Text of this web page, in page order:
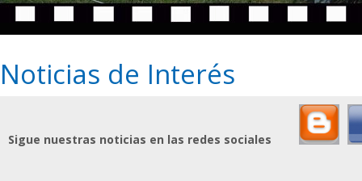
Noticias de Interés
Sigue nuestras noticias en las redes sociales